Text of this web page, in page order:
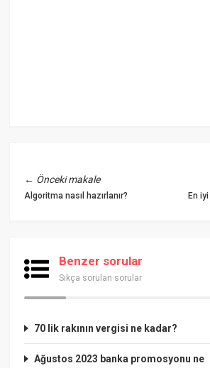
← Önceki makale
Algoritma nasıl hazırlanır? En
Benzer sorular
Sıkça sorulan sorular
70 lik rakının vergisi ne kadar?
Ağustos 2023 banka promosyonu ne